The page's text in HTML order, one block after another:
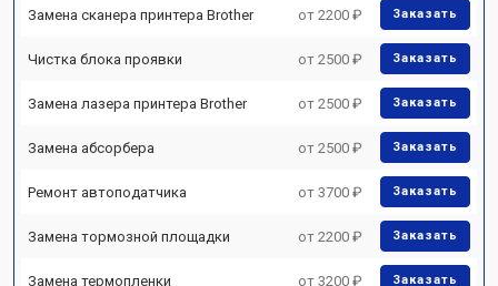
Замена сканера принтера Brother от 2200 ₽ Заказать
Чистка блока проявки от 2500 ₽ Заказать
Замена лазера принтера Brother от 2500 ₽ Заказать
Замена абсорбера от 2500 ₽ Заказать
Ремонт автоподатчика от 3700 ₽ Заказать
Замена тормозной площадки от 2200 ₽ Заказать
Замена термопленки от 3200 ₽ Заказать